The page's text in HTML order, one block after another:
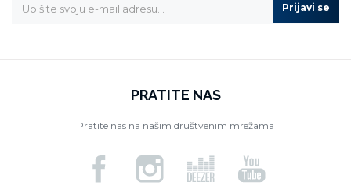
Prijavi se
PRATITE NAS
Pratite nas na našim društvenim mrežama